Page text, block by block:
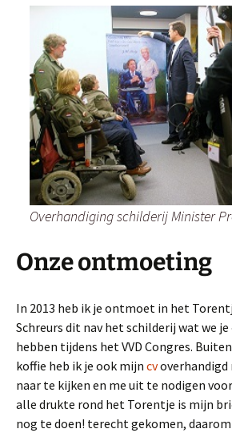
Overhandiging schilderij Minister
Onze ontmoeting
In 2013 heb ik je ontmoet in het
Schreurs dit nav het schilderij wat we
hebben tijdens het VVD Congres.
koffie heb ik je ook mijn cvoverhandigd
naar te kijken en me uit te nodigen
alle drukte rond het Torentje is mijn
nog te doen! terecht gekomen,